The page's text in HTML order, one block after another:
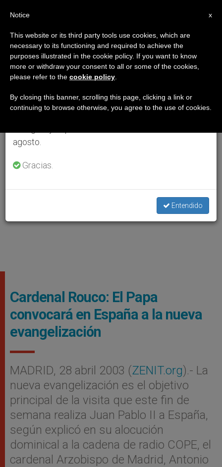
Cardenal Rouco: El Papa
convocará en España a la nueva
evangelización
MADRID, 28 abril 2003 (ZENIT.org).- La
nueva evangelización es el objetivo
principal de la visita que este fin de
semana realiza Juan Pablo II a España,
según explicó en su alocución
dominical a la cadena de radio COPE, el
cardenal Arzobispo de Madrid, Antonio
×
Aviso importante
Del 27 de julio al 7 de agosto haremos la pausa
anual, aprovechando que en el periodo de verano
se generan menos informaciones y también el
agosto.
Gracias.
Entendido
x
Notice
This website or its third party tools use cookies, which are
necessary to its functioning and required to achieve the
purposes illustrated in the cookie policy. If you want to know
more or withdraw your consent to all or some of the cookies,
please refer to the cookie policy
By closing this banner, scrolling this page, clicking a link or
continuing to browse otherwise, you agree to the use of cookies.